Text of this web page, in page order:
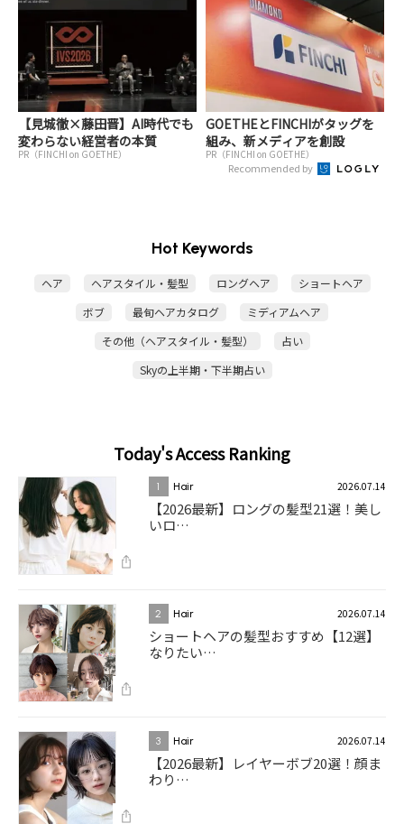
【見城徹×藤田晋】AI時代でも
変わらない経営者の本質
PR（FINCHI on GOETHE）
GOETHEとFINCHIがタッグを
組み、新メディアを創設
PR（FINCHI on GOETHE）
Recommended by
Hot Keywords
ヘア ヘアスタイル・髪型 ロングヘア
ショートヘア
ボブ
最旬ヘアカタログ
ミディアムヘア
その他（ヘアスタイル・髪型）
占い
Skyの上半期・下半期占い
Today's Access Ranking
1 Hair 2026.07.14
【2026最新】ロングの髪型21選！美し
いロ…
2 Hair 2026.07.14
ショートヘアの髪型おすすめ【12選】
なりたい…
3 Hair 2026.07.14
【2026最新】レイヤーボブ20選！顔ま
わり…